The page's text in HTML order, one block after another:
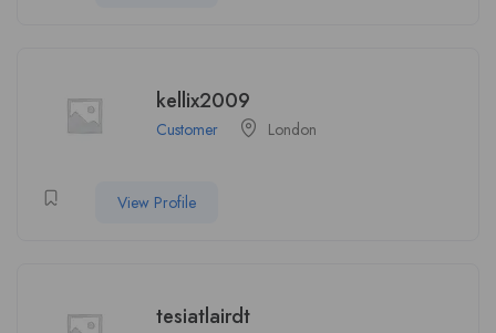
kellix2009
Customer London
View Profile
tesiatlairdt